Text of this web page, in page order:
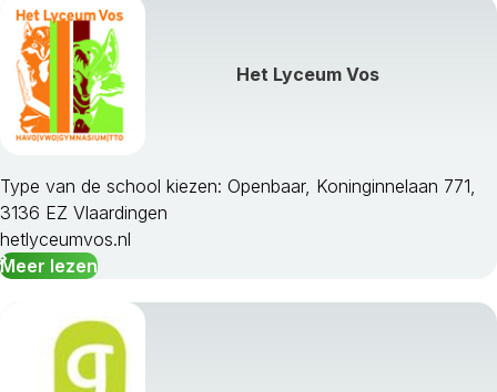
Het Lyceum Vos
Type van de school kiezen: Openbaar, Koninginnelaan 771,
3136 EZ Vlaardingen
hetlyceumvos.nl
Meer lezen